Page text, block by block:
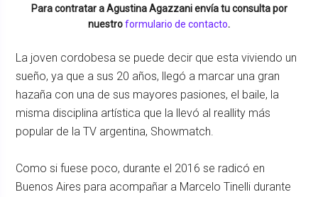
Para contratar aAgustina Agazzanienvía tu consulta por
nuestroformulario de contacto.
La joven cordobesa se puede decir que esta viviendo un
sueño, ya que a sus 20 años, llegó a marcar una gran
hazaña con una de sus mayores pasiones, el baile, la
misma disciplina artística que la llevó al reallity más
popular de la TV argentina, Showmatch.
Como si fuese poco, durante el 2016 se radicó en
Buenos Aires para acompañar a Marcelo Tinelli durante